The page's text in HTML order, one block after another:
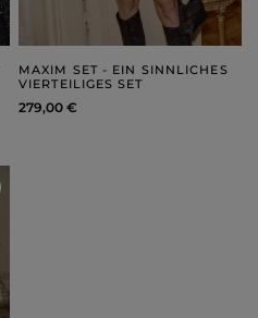
MAXIM SET - EIN SINNLICHES
VIERTEILIGES SET
279,00 €